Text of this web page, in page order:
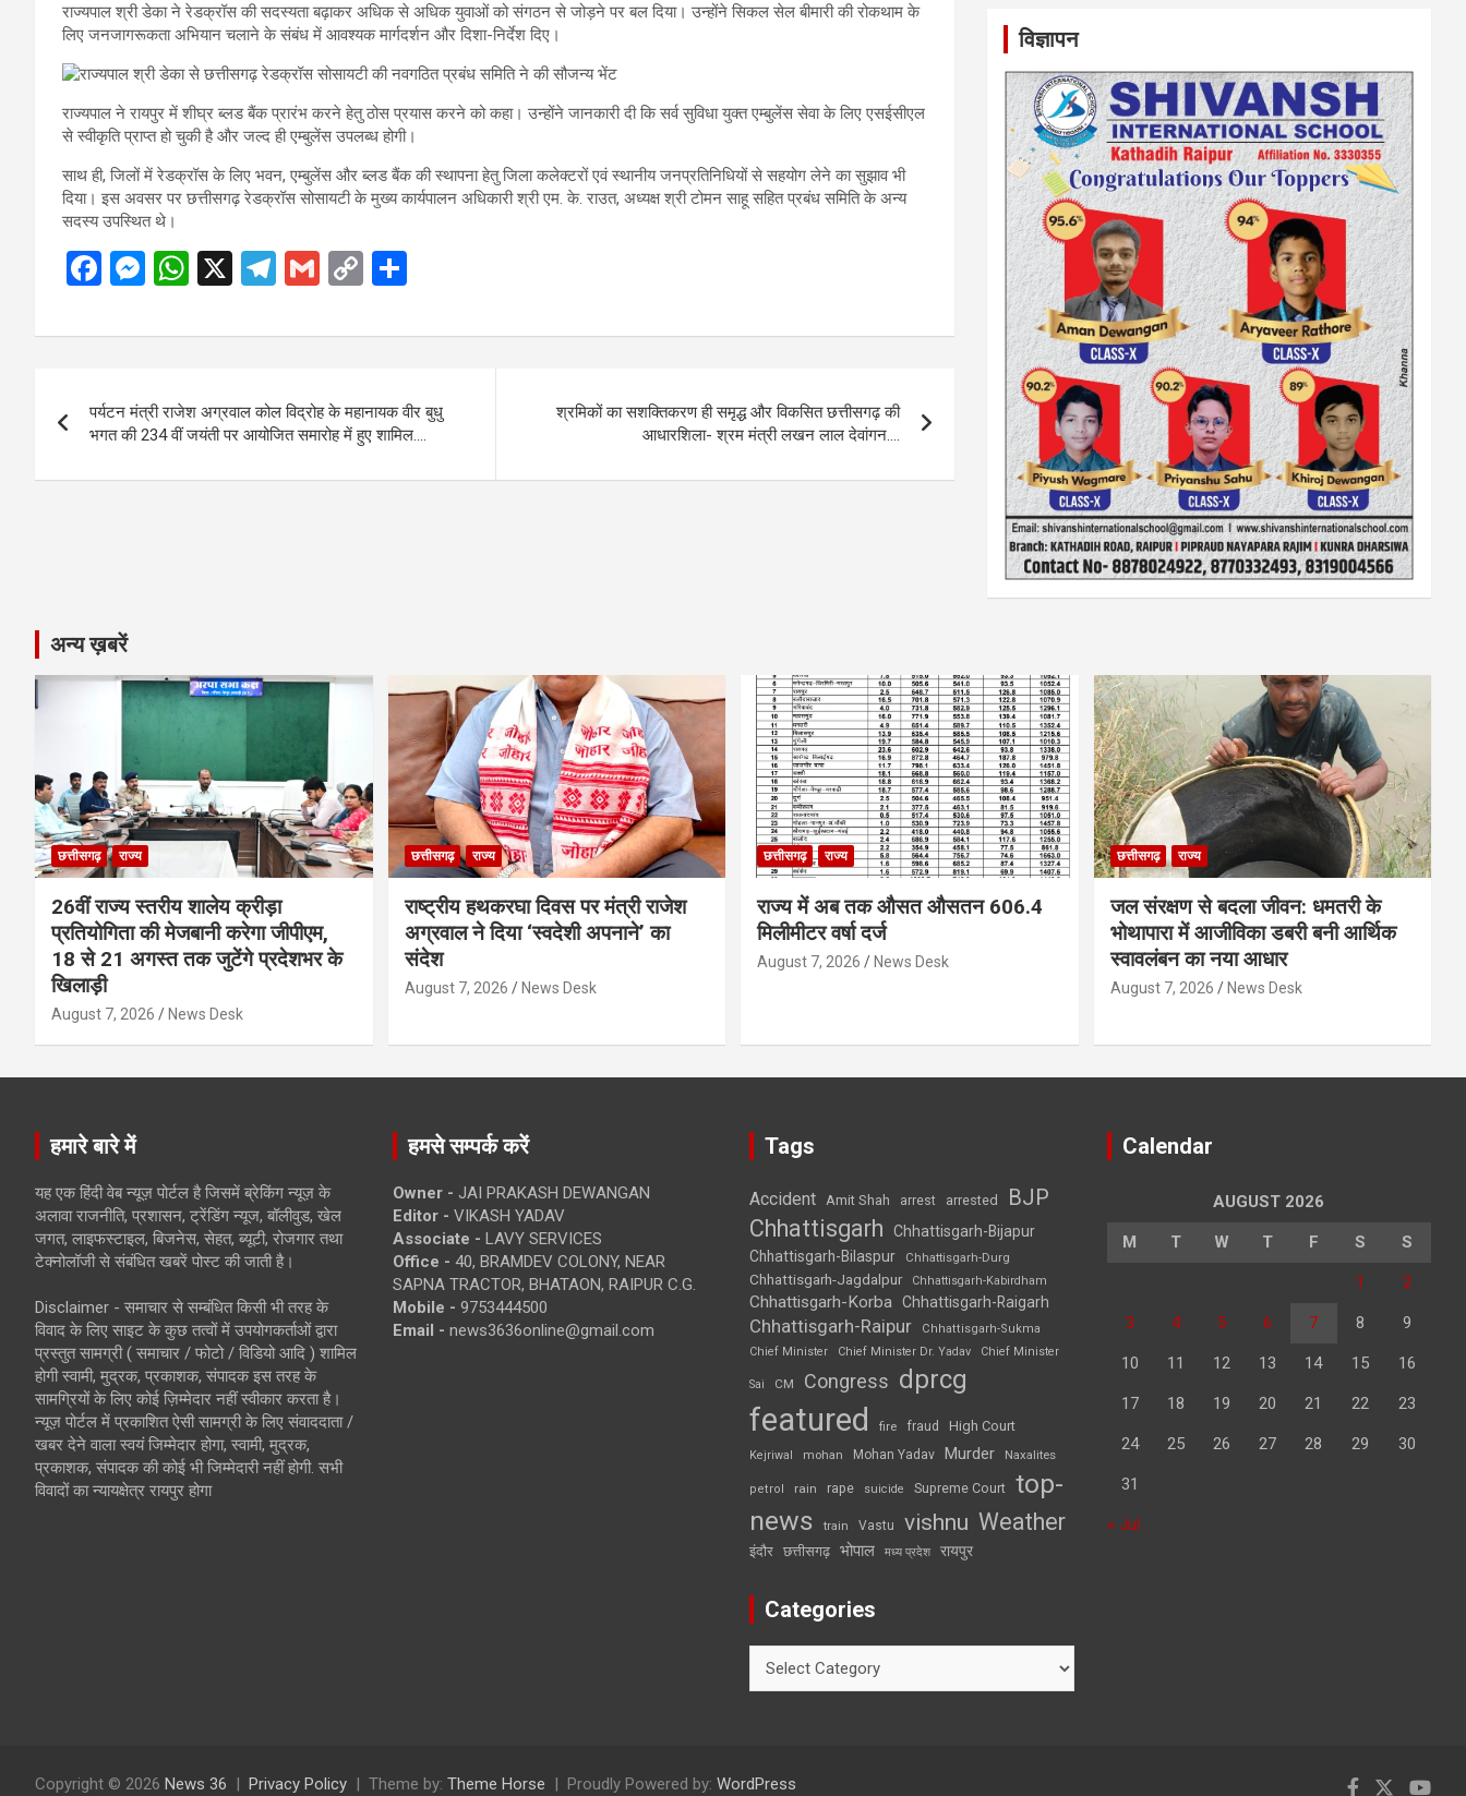
राज्यपाल श्री डेका ने रेडक्रॉस की सदस्यता बढ़ाकर अधिक से अधिक युवाओं को संगठन से जोड़ने पर बल दिया। उन्होंने सिकल सेल बीमारी की रोकथाम के
लिए जनजागरूकता अभियान चलाने के संबंध में आवश्यक मार्गदर्शन और दिशा-निर्देश दिए।
राज्यपाल ने रायपुर में शीघ्र ब्लड बैंक प्रारंभ करने हेतु ठोस प्रयास करने को कहा। उन्होंने जानकारी दी कि सर्व सुविधा युक्त एम्बुलेंस सेवा के लिए एसईसीएल
से स्वीकृति प्राप्त हो चुकी है और जल्द ही एम्बुलेंस उपलब्ध होगी।
साथ ही, जिलों में रेडक्रॉस के लिए भवन, एम्बुलेंस और ब्लड बैंक की स्थापना हेतु जिला कलेक्टरों एवं स्थानीय जनप्रतिनिधियों से सहयोग लेने का सुझाव भी
दिया। इस अवसर पर छत्तीसगढ़ रेडक्रॉस सोसायटी के मुख्य कार्यपालन अधिकारी श्री एम. के. राउत, अध्यक्ष श्री टोमन साहू सहित प्रबंध समिति के अन्य
सदस्य उपस्थित थे।
F
ce
o
o
k
M
se
g
er
W
at
A
p
p
X
T
e
a
m
G
ail
C
py
n
k
ar
navigation
पर्यटन मंत्री राजेश अग्रवाल कोल विद्रोह के महानायक वीर बुधु
भगत की 234 वीं जयंती पर आयोजित समारोह में हुए शामिल….
श्रमिकों का सशक्तिकरण ही समृद्ध और विकसित छत्तीसगढ़ की
आधारशिला- श्रम मंत्री लखन लाल देवांगन….
विज्ञापन
अन्य ख़बरें
छत्तीसगढ़ राज्य
26वीं राज्य स्तरीय शालेय क्रीड़ा
प्रतियोगिता की मेजबानी करेगा जीपीएम,
18 से 21 अगस्त तक जुटेंगे प्रदेशभर के
खिलाड़ी
August 7, 2026 News Desk
छत्तीसगढ़ राज्य
राष्ट्रीय हथकरघा दिवस पर मंत्री राजेश
अग्रवाल ने दिया ‘स्वदेशी अपनाने’ का
संदेश
August 7, 2026 News Desk
छत्तीसगढ़ राज्य
राज्य में अब तक औसत औसतन 606.4
मिलीमीटर वर्षा दर्ज
August 7, 2026 News Desk
छत्तीसगढ़ राज्य
जल संरक्षण से बदला जीवन: धमतरी के
भोथापारा में आजीविका डबरी बनी आर्थिक
स्वावलंबन का नया आधार
August 7, 2026 News Desk
हमारे बारे में
यह एक हिंदी वेब न्यूज़ पोर्टल है जिसमें ब्रेकिंग न्यूज़ के
अलावा राजनीति, प्रशासन, ट्रेंडिंग न्यूज, बॉलीवुड, खेल
जगत, लाइफस्टाइल, बिजनेस, सेहत, ब्यूटी, रोजगार तथा
टेक्नोलॉजी से संबंधित खबरें पोस्ट की जाती है।
Disclaimer - समाचार से सम्बंधित किसी भी तरह के
विवाद के लिए साइट के कुछ तत्वों में उपयोगकर्ताओं द्वारा
प्रस्तुत सामग्री ( समाचार / फोटो / विडियो आदि ) शामिल
होगी स्वामी, मुद्रक, प्रकाशक, संपादक इस तरह के
सामग्रियों के लिए कोई ज़िम्मेदार नहीं स्वीकार करता है।
न्यूज़ पोर्टल में प्रकाशित ऐसी सामग्री के लिए संवाददाता /
खबर देने वाला स्वयं जिम्मेदार होगा, स्वामी, मुद्रक,
प्रकाशक, संपादक की कोई भी जिम्मेदारी नहीं होगी. सभी
विवादों का न्यायक्षेत्र रायपुर होगा
हमसे सम्पर्क करें
Owner - JAI PRAKASH DEWANGAN
Editor - VIKASH YADAV
Associate - LAVY SERVICES
Office - 40, BRAMDEV COLONY, NEAR
SAPNA TRACTOR, BHATAON, RAIPUR C.G.
Mobile - 9753444500
Email - news3636online@gmail.com
Tags
Accident Amit Shah arrest arrested BJP
Chhattisgarh
Chhattisgarh-Bijapur
Chhattisgarh-Bilaspur
Chhattisgarh-Durg
Chhattisgarh-Jagdalpur Chhattisgarh-Kabirdham
Chhattisgarh-Korba Chhattisgarh-Raigarh
Chhattisgarh-Raipur
Chhattisgarh-Sukma
Chief Minister
Chief Minister Dr. Yadav Chief Minister
Sai CM Congress dprcg
featured fire fraud High Court
Kejriwal mohan Mohan Yadav Murder Naxalites
petrol rain rape suicide Supreme Court top-
news
train Vastu vishnu Weather
इंदौर छत्तीसगढ़ भोपाल मध्य प्रदेश रायपुर
Categories
Calendar
AUGUST 2026
M T W T F S S
1 2
3 4 5 6 7 8 9
10 11 12 13 14 15 16
17 18 19 20 21 22 23
24 25 26 27 28 29 30
31
« Jul
Copyright © 2026 News 36 Privacy Policy Theme by: Theme Horse Proudly Powered by: WordPress